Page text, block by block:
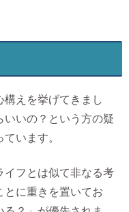
構えを挙げてきまし
いいの？という方の疑
います。
イフとは似て非なる考
とに重きを置いてお